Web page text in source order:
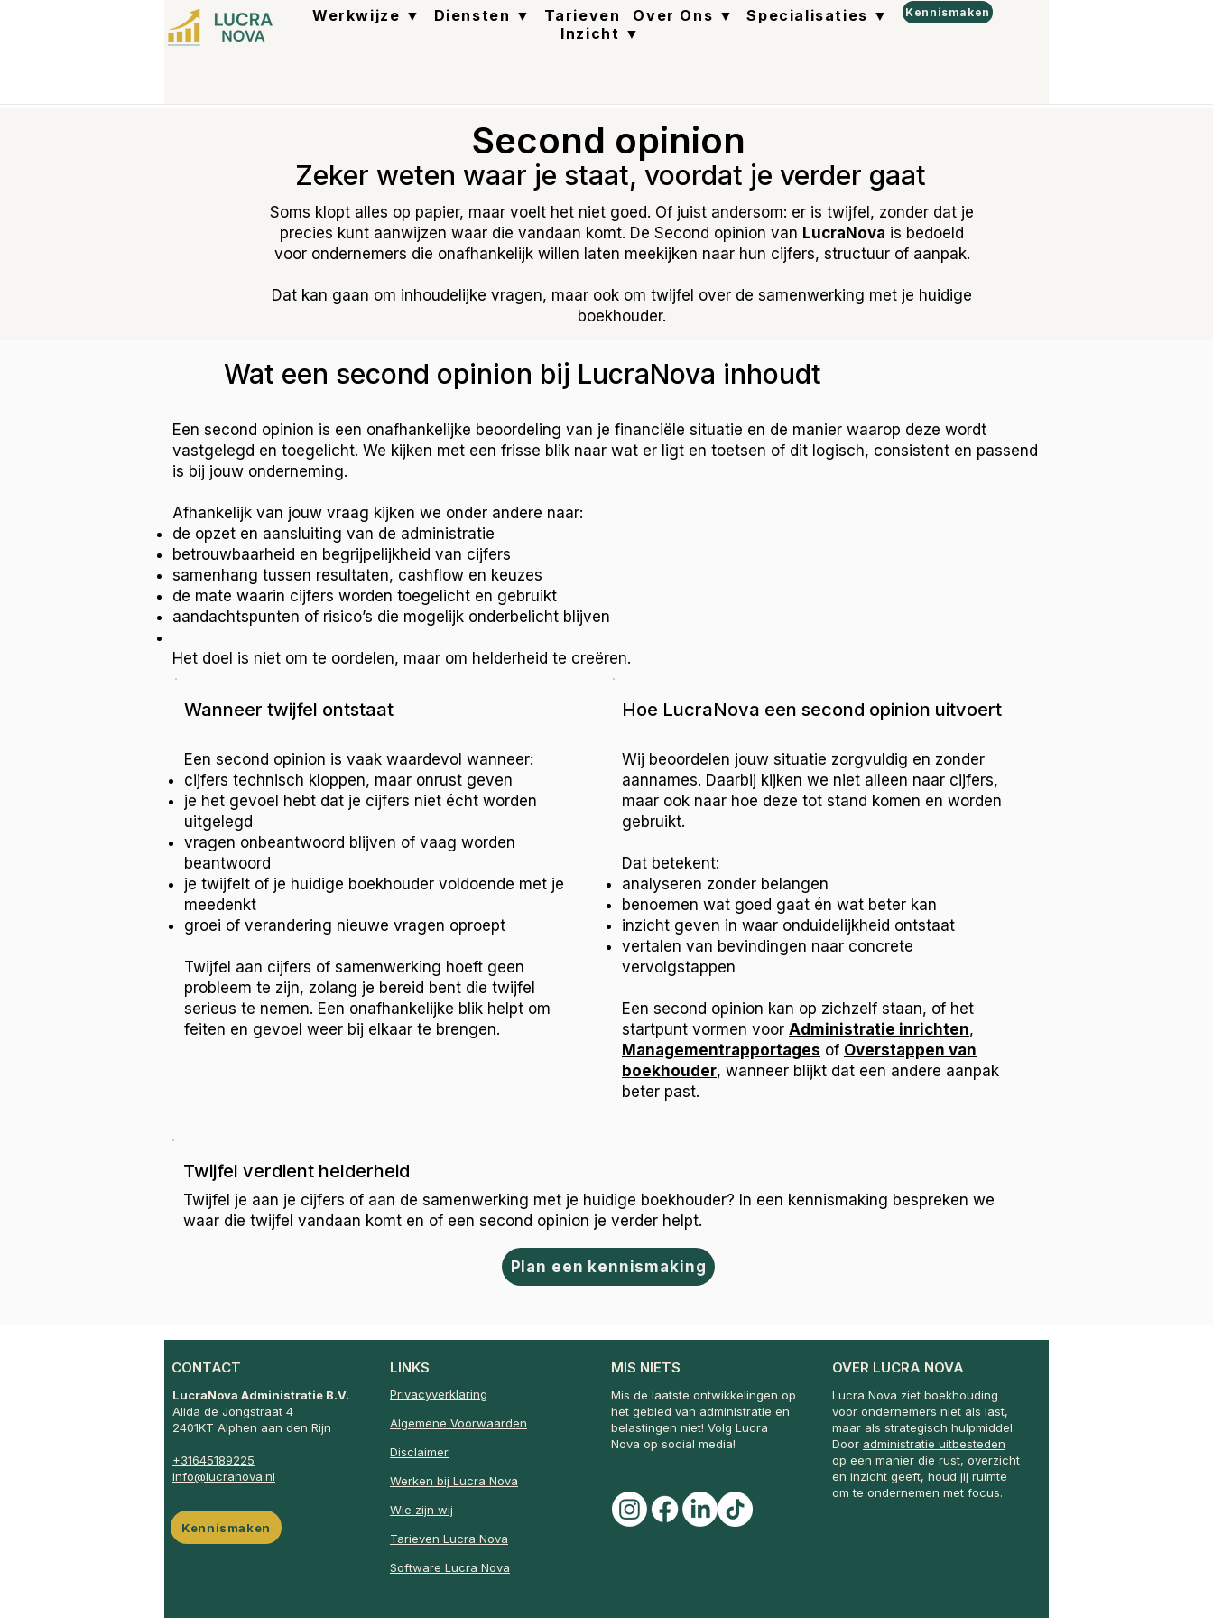
Werkwijze ▼ Diensten ▼ Tarieven Over Ons ▼
Specialisaties ▼
Inzicht ▼
Kennismaken
Second opinion
Zeker weten waar je staat, voordat je verder gaat
Soms klopt alles op papier, maar voelt het niet goed. Of juist andersom: er is twijfel, zonder dat je
precies kunt aanwijzen waar die vandaan komt. De Second opinion van LucraNova is bedoeld
voor ondernemers die onafhankelijk willen laten meekijken naar hun cijfers, structuur of aanpak.
Dat kan gaan om inhoudelijke vragen, maar ook om twijfel over de samenwerking met je huidige
boekhouder.
Wat een second opinion bij LucraNova inhoudt
Een second opinion is een onafhankelijke beoordeling van je financiële situatie en de manier waarop deze wordt
vastgelegd en toegelicht. We kijken met een frisse blik naar wat er ligt en toetsen of dit logisch, consistent en passend
is bij jouw onderneming.
Afhankelijk van jouw vraag kijken we onder andere naar:
de opzet en aansluiting van de administratie
betrouwbaarheid en begrijpelijkheid van cijfers
samenhang tussen resultaten, cashflow en keuzes
de mate waarin cijfers worden toegelicht en gebruikt
aandachtspunten of risico’s die mogelijk onderbelicht blijven
Het doel is niet om te oordelen, maar om helderheid te creëren.
Wanneer twijfel ontstaat
Een second opinion is vaak waardevol wanneer:
cijfers technisch kloppen, maar onrust geven
je het gevoel hebt dat je cijfers niet écht worden
uitgelegd
vragen onbeantwoord blijven of vaag worden
beantwoord
je twijfelt of je huidige boekhouder voldoende met je
meedenkt
groei of verandering nieuwe vragen oproept
Twijfel aan cijfers of samenwerking hoeft geen
probleem te zijn, zolang je bereid bent die twijfel
serieus te nemen. Een onafhankelijke blik helpt om
feiten en gevoel weer bij elkaar te brengen.
Hoe LucraNova een second opinion uitvoert
Wij beoordelen jouw situatie zorgvuldig en zonder
aannames. Daarbij kijken we niet alleen naar cijfers,
maar ook naar hoe deze tot stand komen en worden
gebruikt.
Dat betekent:
analyseren zonder belangen
benoemen wat goed gaat én wat beter kan
inzicht geven in waar onduidelijkheid ontstaat
vertalen van bevindingen naar concrete
vervolgstappen
Een second opinion kan op zichzelf staan, of het
startpunt vormen voor Administratie inrichten,
Managementrapportages of Overstappen van
boekhouder, wanneer blijkt dat een andere aanpak
beter past.
Twijfel verdient helderheid
Twijfel je aan je cijfers of aan de samenwerking met je huidige boekhouder? In een kennismaking bespreken we
waar die twijfel vandaan komt en of een second opinion je verder helpt.
Plan een kennismaking
CONTACT
LucraNova Administratie B.V.
Alida de Jongstraat 4
2401KT Alphen aan den Rijn
+31645189225
info@lucranova.nl
Kennismaken
LINKS
Privacyverklaring
Algemene Voorwaarden
Disclaimer
Werken bij Lucra Nova
Wie zijn wij
Tarieven Lucra Nova
Software Lucra Nova
MIS NIETS
Mis de laatste ontwikkelingen op
het gebied van administratie en
belastingen niet! Volg Lucra
Nova op social media!
OVER LUCRA NOVA
Lucra Nova ziet boekhouding
voor ondernemers niet als last,
maar als strategisch hulpmiddel.
Door administratie uitbesteden
op een manier die rust, overzicht
en inzicht geeft, houd jij ruimte
om te ondernemen met focus.